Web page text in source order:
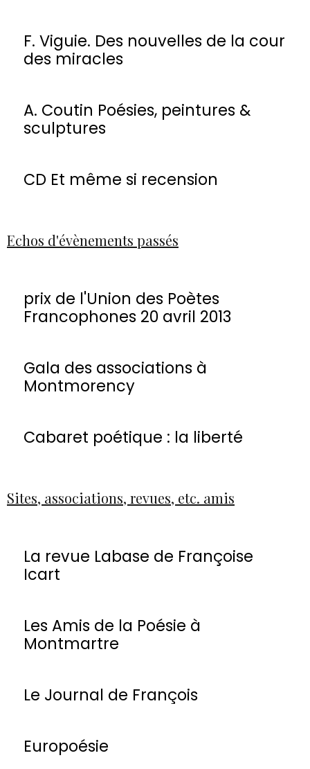
F. Viguie. Des nouvelles de la cour
des miracles
A. Coutin Poésies, peintures &
sculptures
CD Et même si recension
Echos d'évènements passés
prix de l'Union des Poètes
Francophones 20 avril 2013
Gala des associations à
Montmorency
Cabaret poétique : la liberté
Sites, associations, revues, etc. amis
La revue Labase de Françoise
Icart
Les Amis de la Poésie à
Montmartre
Le Journal de François
Europoésie